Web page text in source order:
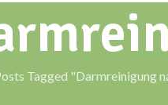
Tagged "Darmreinigung